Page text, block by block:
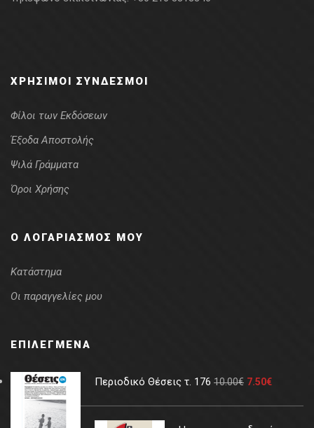
ΧΡΉΣΙΜΟΙ ΣΎΝΔΕΣΜΟΙ
Φίλοι των Εκδόσεων
Έξοδα Αποστολής
Ψιλά Γράμματα
Όροι Χρήσης
Ο ΛΟΓΑΡΙΑΣΜΌΣ ΜΟΥ
Κατάστημα
Οι παραγγελίες μου
ΕΠΙΛΕΓΜΈΝΑ
Περιοδικό Θέσεις τ. 176 10.00€ 7.50€